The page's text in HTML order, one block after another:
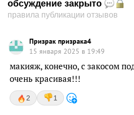
обсуждение закрыто
правила публикации отзывов
Призрак призрака4
15 января 2025 в 19:49
макияж, конечно, с закосом
очень красивая!!!
2 1